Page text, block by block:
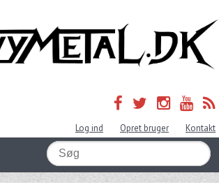
Log ind Opret bruger Kontakt